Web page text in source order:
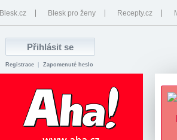
Blesk.cz Blesk pro ženy Recepty.cz
Registrace Zapomenuté heslo